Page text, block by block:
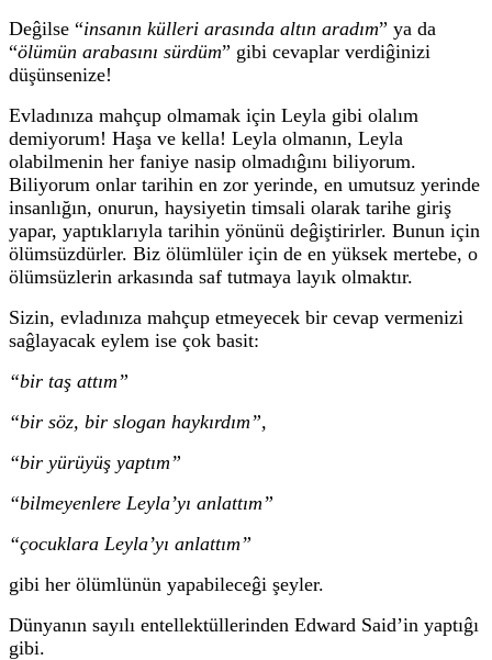
Deĝilse “insanın külleri arasında altın aradım” ya da
“ölümün arabasını sürdüm” gibi cevaplar verdiĝinizi
düşünsenize!
Evladınıza mahçup olmamak için Leyla gibi olalım
demiyorum! Haşa ve kella! Leyla olmanın, Leyla
olabilmenin her faniye nasip olmadıĝını biliyorum.
Biliyorum onlar tarihin en zor yerinde, en umutsuz yerinde
insanlığın, onurun, haysiyetin timsali olarak tarihe giriş
yapar, yaptıklarıyla tarihin yönünü deĝiştirirler. Bunun için
ölümsüzdürler. Biz ölümlüler için de en yüksek mertebe, o
ölümsüzlerin arkasında saf tutmaya layık olmaktır.
Sizin, evladınıza mahçup etmeyecek bir cevap vermenizi
saĝlayacak eylem ise çok basit:
“bir taş attım”
“bir söz, bir slogan haykırdım”,
“bir yürüyüş yaptım”
“bilmeyenlere Leyla’yı anlattım”
“çocuklara Leyla’yı anlattım”
gibi her ölümlünün yapabileceĝi şeyler.
Dünyanın sayılı entellektüllerinden Edward Said’in yaptıĝı
gibi.